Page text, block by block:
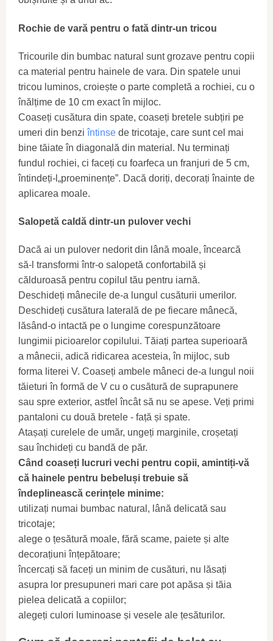
Rochie de vară pentru o fată dintr-un tricou
Tricourile din bumbac natural sunt grozave pentru copii
ca material pentru hainele de vara. Din spatele unui
tricou luminos, croiește o parte completă a rochiei, cu o
înălțime de 10 cm exact în mijloc.
Coaseți cusătura din spate, coaseți bretele subțiri pe
umeri din benziîntinse de tricotaje, care sunt cel mai
bine tăiate în diagonală din material. Nu terminați
fundul rochiei, ci faceți cu foarfeca un franjuri de 5 cm,
întindeți-l„proeminențe”. Dacă doriți, decorați înainte de
aplicarea moale.
Salopetă caldă dintr-un pulover vechi
Dacă ai un pulover nedorit din lână moale, încearcă
să-l transformi într-o salopetă confortabilă și
călduroasă pentru copilul tău pentru iarnă.
Deschideți mânecile de-a lungul cusăturii umerilor.
Deschideți cusătura laterală de pe fiecare mânecă,
lăsând-o intactă pe o lungime corespunzătoare
lungimii picioarelor copilului. Tăiați partea superioară
a mânecii, adică ridicarea acesteia, în mijloc, sub
forma literei V. Coaseți ambele mâneci de-a lungul noii
tăieturi în formă de V cu o cusătură de suprapunere
sau spre exterior, astfel încât să nu se apese. Veți primi
pantaloni cu două bretele - față și spate.
Atașați curelele de umăr, ungeți marginile, croșetați
sau închideți cu bandă de păr.
Când coaseți lucruri vechi pentru copii, amintiți-vă
că hainele pentru bebeluși trebuie să
îndeplinească cerințele minime:
utilizați numai bumbac natural, lână delicată sau
tricotaje;
alege o țesătură moale, fără scame, paiete și alte
decorațiuni înțepătoare;
încercați să faceți un minim de cusături, nu lăsați
asupra lor presupuneri mari care pot apăsa și tăia
pielea delicată a copiilor;
alegeți culori luminoase și vesele ale țesăturilor.